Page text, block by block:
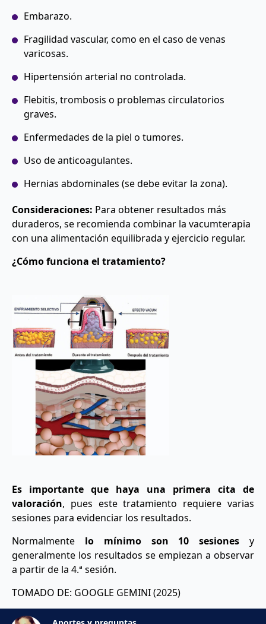
Embarazo.
Fragilidad vascular, como en el caso de venas
varicosas.
Hipertensión arterial no controlada.
Flebitis, trombosis o problemas circulatorios
graves.
Enfermedades de la piel o tumores.
Uso de anticoagulantes.
Hernias abdominales (se debe evitar la zona).
Consideraciones: Para obtener resultados más
duraderos, se recomienda combinar la vacumterapia
con una alimentación equilibrada y ejercicio regular.
¿Cómo funciona el tratamiento?
Es importante que haya una primera cita de
valoración, pues este tratamiento requiere varias
sesiones para evidenciar los resultados.
Normalmente lo mínimo son 10 sesiones y
generalmente los resultados se empiezan a observar
a partir de la 4.ª sesión.
TOMADO DE: GOOGLE GEMINI (2025)